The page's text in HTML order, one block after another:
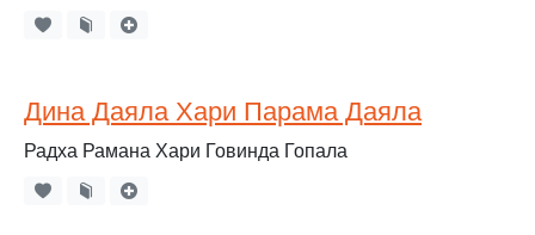
Дина Даяла Хари Парама Даяла
Радха Рамана Хари Говинда Гопала